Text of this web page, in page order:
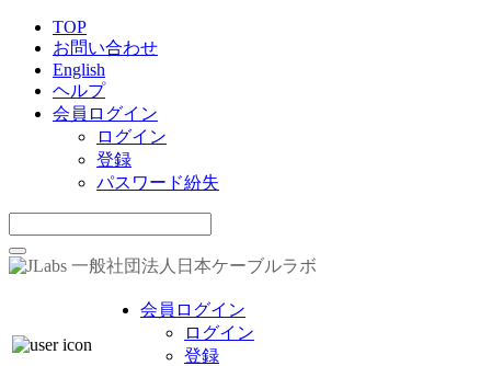
TOP
お問い合わせ
English
ヘルプ
会員ログイン
ログイン
登録
パスワード紛失
一般社団法人日本ケーブルラボ
会員ログイン
ログイン
登録